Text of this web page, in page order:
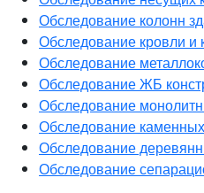
Обследование колонн
Обследование кровли и
Обследование
Обследование ЖБ
Обследование
Обследование каменных
Обследование
Обследование